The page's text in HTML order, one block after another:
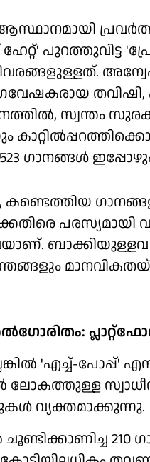
തവിഷി,
സ്വന്തം
523 ഗാനങ്ങള്‍
കണ്ടെത്തിയ
പരസ്യമായി
'എച്ച്-പോപ്പ്'
ലോകത്തുള്ള
വ്യക്തമാക്കുന്നു.
ചൂണ്ടിക്കാണിച്ച